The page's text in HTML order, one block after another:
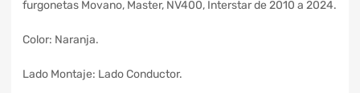
furgonetas Movano, Master, NV400, Interstar de 2010 a 2024.
Color: Naranja.
Lado Montaje: Lado Conductor.